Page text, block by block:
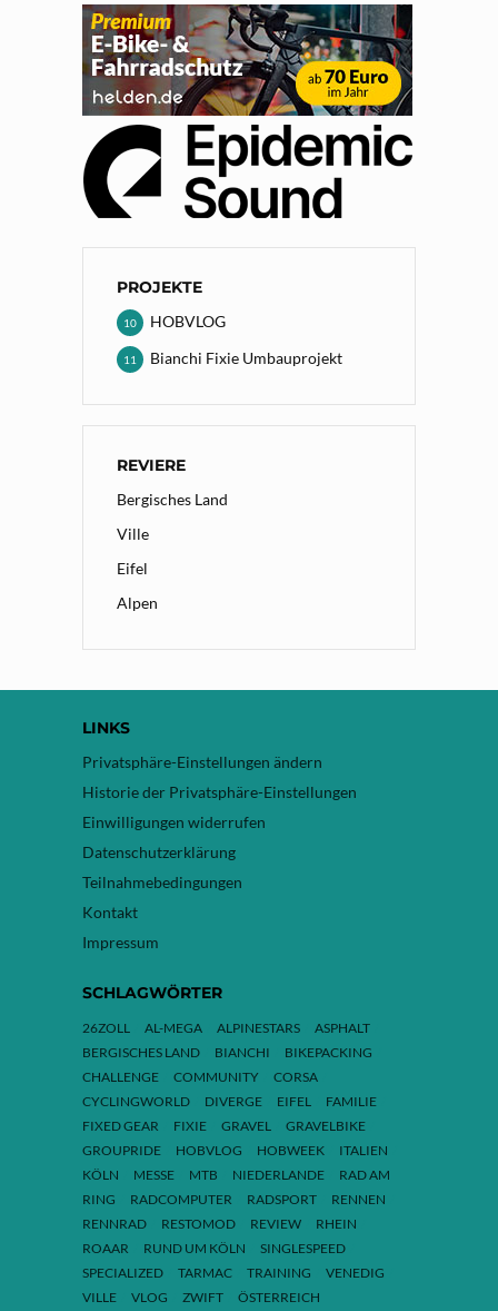
PROJEKTE
HOBVLOG
10
Bianchi Fixie Umbauprojekt
11
REVIERE
Bergisches Land
Ville
Eifel
Alpen
LINKS
Privatsphäre-Einstellungen ändern
Historie der Privatsphäre-Einstellungen
Einwilligungen widerrufen
Datenschutzerklärung
Teilnahmebedingungen
Kontakt
Impressum
SCHLAGWÖRTER
26ZOLL AL-MEGA ALPINESTARS
ASPHALT
BERGISCHES LAND
BIANCHI
BIKEPACKING
CHALLENGE
COMMUNITY
CORSA
CYCLINGWORLD
DIVERGE EIFEL
FAMILIE
FIXED GEAR
FIXIE GRAVEL
GRAVELBIKE
GROUPRIDE
HOBVLOG HOBWEEK
ITALIEN
KÖLN
MESSE MTB NIEDERLANDE
RAD AM
RING
RADCOMPUTER RADSPORT
RENNEN
RENNRAD
RESTOMOD REVIEW
RHEIN
ROAAR
RUND UM KÖLN
SINGLESPEED
SPECIALIZED
TARMAC TRAINING
VENEDIG
VILLE
VLOG ZWIFT ÖSTERREICH